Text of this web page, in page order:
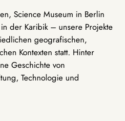
Science Museum in Berlin
der Karibik – unsere Projekte
geografischen,
Kontexten statt. Hinter
Geschichte von
Technologie und